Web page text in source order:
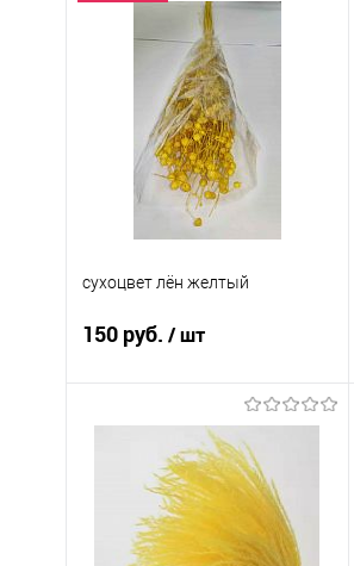
сухоцвет лён желтый
150 руб. / шт
В корзину
Купить в 1 клик
Сравнение
В избранное
В наличии